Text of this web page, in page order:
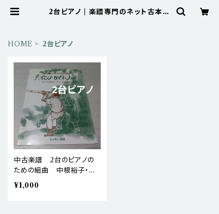
2台ピアノ | 楽譜専門のネット古本屋
HOME 2台ピアノ
中古楽譜 2台のピアノの
ための組曲 中根裕子・作
曲 中根富美代・脚本 天
狗のかくれみの 棚BAS
¥1,000